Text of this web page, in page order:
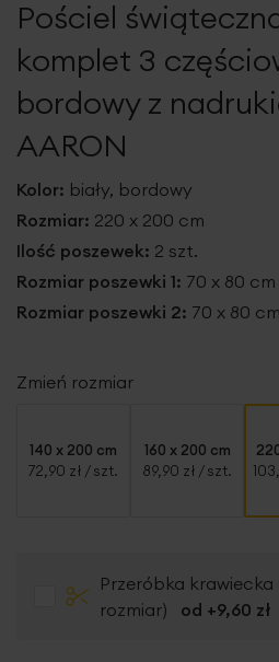
galeriiPościel
komplet 3
bordowy z
AARON
Kolor: biały, bordowy
Rozmiar: 220 x 200 cm
Ilość poszewek: 2 szt.
Rozmiar poszewki 1: 70 x 80 cm
Rozmiar poszewki 2: 70 x 80 cm
Zmień rozmiar
140 x 200 cm
72,90 zł / szt.
160 x 200 cm
89,90 zł / szt.
Przeróbka krawiecka
rozmiar)
od +9,60 zł